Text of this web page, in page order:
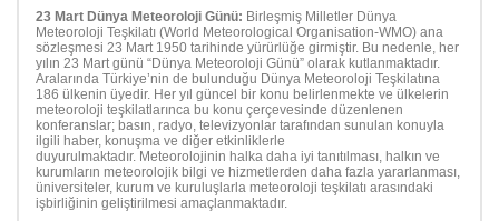
23 Mart Dünya Meteoroloji Günü: Birleşmiş Milletler Dünya
Meteoroloji Teşkilatı (World Meteorological Organisation-WMO) ana
sözleşmesi 23 Mart 1950 tarihinde yürürlüğe girmiştir. Bu nedenle, her
yılın 23 Mart günü “Dünya Meteoroloji Günü” olarak kutlanmaktadır.
Aralarında Türkiye’nin de bulunduğu Dünya Meteoroloji Teşkilatına
186 ülkenin üyedir. Her yıl güncel bir konu belirlenmekte ve ülkelerin
meteoroloji teşkilatlarınca bu konu çerçevesinde düzenlenen
konferanslar; basın, radyo, televizyonlar tarafından sunulan konuyla
ilgili haber, konuşma ve diğer etkinliklerle
duyurulmaktadır. Meteorolojinin halka daha iyi tanıtılması, halkın ve
kurumların meteorolojik bilgi ve hizmetlerden daha fazla yararlanması,
üniversiteler, kurum ve kuruluşlarla meteoroloji teşkilatı arasındaki
işbirliğinin geliştirilmesi amaçlanmaktadır.